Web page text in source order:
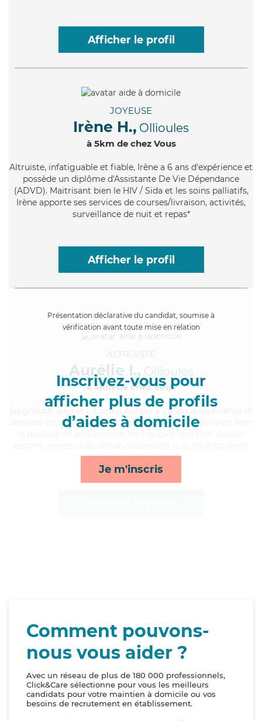
Afficher le profil
JOYEUSE
Irène H., Ollioules
à 5km de chez Vous
Altruiste, infatiguable et fiable, Irène a 6 ans d'expérience et
possède un diplôme d'Assistante De Vie Dépendance
(ADVD). Maitrisant bien le HIV / Sida et les soins palliatifs,
Irène apporte ses services de courses/livraison, activités,
surveillance de nuit et repas*
Afficher le profil
Présentation déclarative du candidat, soumise à
vérification avant toute mise en relation
Inscrivez-vous pour
afficher plus de profils
d’aides à domicile
Je m'inscris
ALTRUISTE
Aurélie I., Ollioules
à 5km de chez Vous
, gaie et intuitive, Aurélie a 20 ans d'expérience et
possède un diplôme d'Etat d'infirmier (DEI). Maitrisant bien
repas et ménage*
Comment pouvons-
nous vous aider ?
Avec un réseau de plus de 180 000 professionnels,
Click&Care sélectionne pour vous les meilleurs
candidats pour votre maintien à domicile ou vos
besoins de recrutement en établissement.